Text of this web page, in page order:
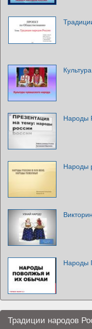
Народы
Народы
Народы
Традиции народов